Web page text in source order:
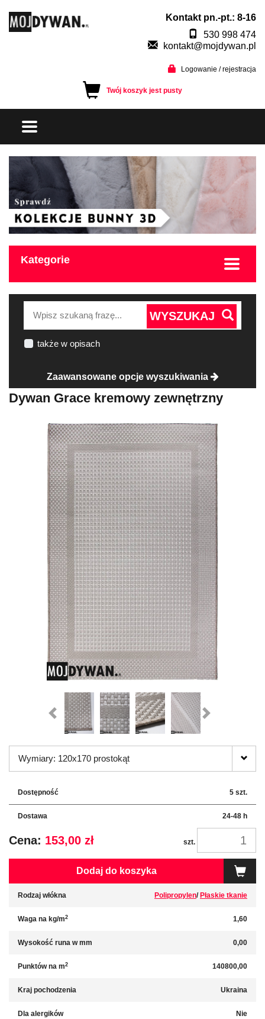
Kontakt pn.-pt.: 8-16
530 998 474
kontakt@mojdywan.pl
Logowanie / rejestracja
Twój koszyk jest pusty
Kategorie
WYSZUKAJ
także w opisach
Zaawansowane opcje wyszukiwania
Dywan Grace kremowy zewnętrzny
Wymiary: 120x170 prostokąt
Dostępność 5 szt.
Dostawa 24-48 h
Cena: 153,00 zł szt.
Dodaj do koszyka
Rodzaj włókna Polipropylen/ Płaskie tkanie
Waga na kg/m2 1,60
Wysokość runa w mm 0,00
Punktów na m2 140800,00
Kraj pochodzenia Ukraina
Dla alergików Nie